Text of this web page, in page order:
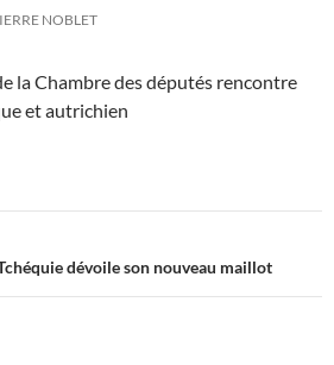
NOBLET
la Chambre des députés rencontre
et autrichien
dévoile son nouveau maillot